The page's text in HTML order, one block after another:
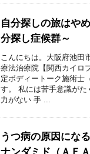
自分探しの旅はや
分探し症候群～
こんにちは。大阪府池田
療法治療院【関西カイロ
定ボディートーク施術士
す。 私には苦手意識が
力がない 手 ...
うつ病の原因にな